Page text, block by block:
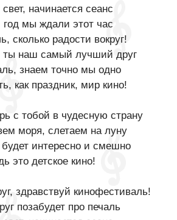
свет, начинается сеанс
мы ждали этот час
сколько радости вокруг!
ты наш самый лучший друг
знаем точно мы одно
как праздник, мир кино!
с тобой в чудесную страну
моря, слетаем на луну
интересно и смешно
это детское кино!
здравствуй кинофестиваль!
позабудет про печаль